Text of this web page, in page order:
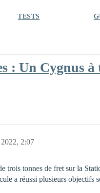
TESTS
: Un Cygnus
2:07
trois tonnes de fret sur la
a réussi plusieurs objectifs